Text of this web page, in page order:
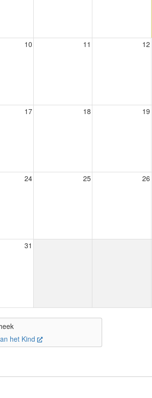
10 11 12
17 18 19
24 25 26
31
het Kind